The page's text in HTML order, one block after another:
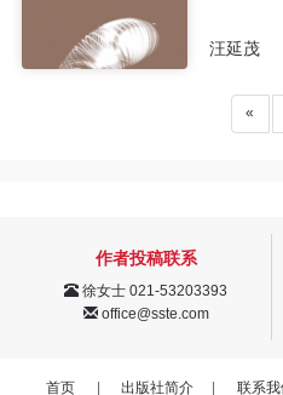
汪延茂
«
作者投稿联系
徐女士 021-53203393
office@sste.com
首页 出版社简介 联系我